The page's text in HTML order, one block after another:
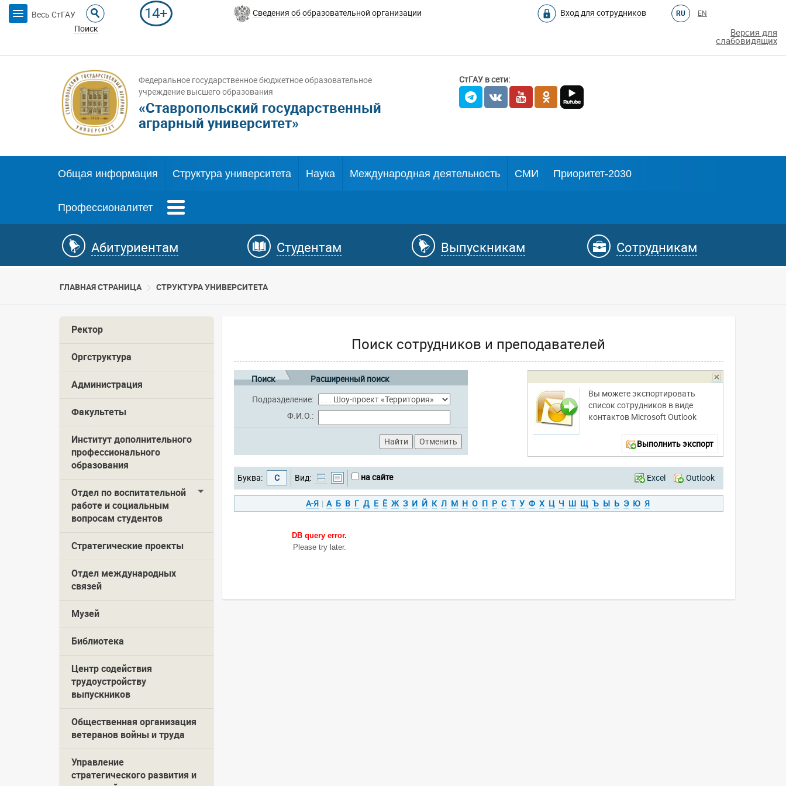
Весь СтГАУ
Поиск
14+ Сведения об образовательной организации Вход для сотрудников RU EN
Версия для
слабовидящих
Федеральное государственное бюджетное образовательное
учреждение высшего образования
«Ставропольский государственный
аграрный университет»
СтГАУ в сети:
Общая информация Структура университета Наука Международная деятельность СМИ Приоритет-2030
Профессионалитет
Абитуриентам Студентам Выпускникам Сотрудникам
ГЛАВНАЯ СТРАНИЦА CТРУКТУРА УНИВЕРСИТЕТА
Ректор
Оргструктура
Администрация
Факультеты
Институт дополнительного
профессионального
образования
Отдел по воспитательной
работе и социальным
вопросам студентов
Стратегические проекты
Отдел международных
связей
Музей
Библиотека
Центр содействия
трудоустройству
выпускников
Общественная организация
ветеранов войны и труда
Управление
стратегического развития и
Поиск сотрудников и преподавателей
Вы можете экспортировать
список сотрудников в виде
контактов Microsoft Outlook
Выполнить экспорт
Поиск Расширенный поиск
Подразделение:
Ф.И.О.:
Буква: С Вид: на сайте Excel Outlook
А-Я | А Б В Г Д Е Ё Ж З И Й К Л М Н О П Р С Т У Ф Х Ц Ч Ш Щ Ъ Ы Ь Э Ю Я
DB query error.
Please try later.